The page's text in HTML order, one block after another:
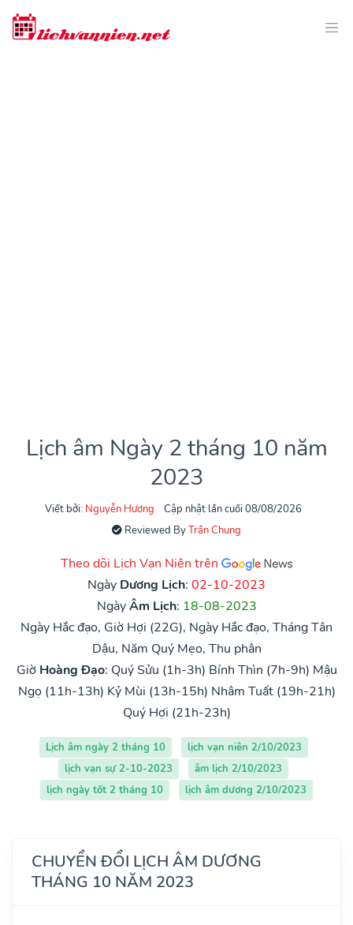
Lịch âm Ngày 2 tháng 10 năm
2023
Viết bởi: Nguyễn Hương
Cập nhật lần cuối 08/08/2026
Reviewed ByTrần Chung
Theo dõi Lịch Vạn Niên trên
Ngày Dương Lịch: 02-10-2023
NgàyÂm Lịch: 18-08-2023
Ngày Hắc đạo, Giờ Hợi (22G), Ngày Hắc đạo, Tháng Tân
Dậu, Năm Quý Mẹo, Thu phân
Giờ Hoàng Đạo: Quý Sửu (1h-3h) Bính Thìn (7h-9h) Mậu
Ngọ (11h-13h) Kỷ Mùi (13h-15h) Nhâm Tuất (19h-21h)
Quý Hợi (21h-23h)
Lịch âm ngày 2 tháng 10
lịch vạn niên 2/10/2023
lịch vạn sự 2-10-2023
âm lịch 2/10/2023
lịch ngày tốt 2 tháng 10
lịch âm dương 2/10/2023
CHUYỂN ĐỔI LỊCH ÂM DƯƠNG
THÁNG 10 NĂM 2023